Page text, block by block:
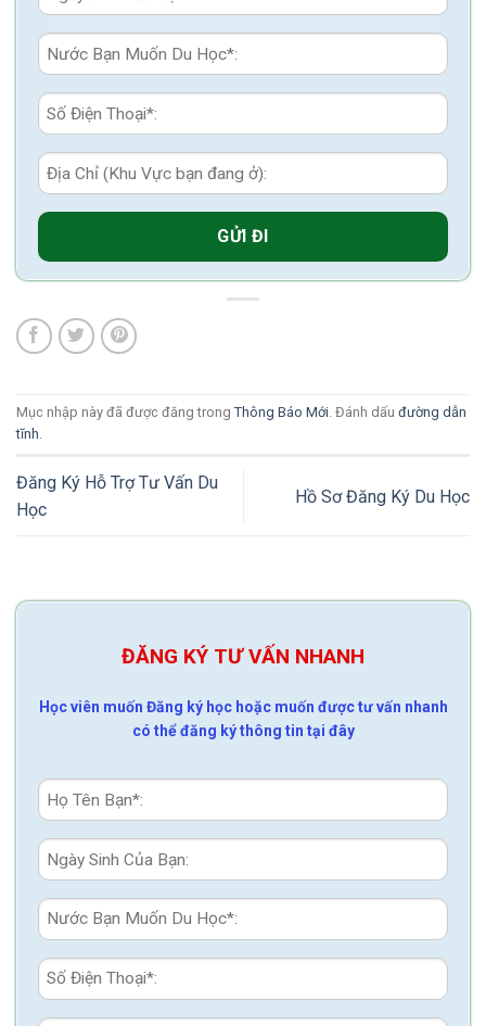
Mục nhập này đã được đăng trong Thông Báo Mới. Đánh dấu đường dẫn
tĩnh.
Đăng Ký Hỗ Trợ Tư Vấn Du
Học
Hồ Sơ Đăng Ký Du Học
ĐĂNG KÝ TƯ VẤN NHANH
Học viên muốn Đăng ký học hoặc muốn được tư vấn nhanh
có thể đăng ký thông tin tại đây